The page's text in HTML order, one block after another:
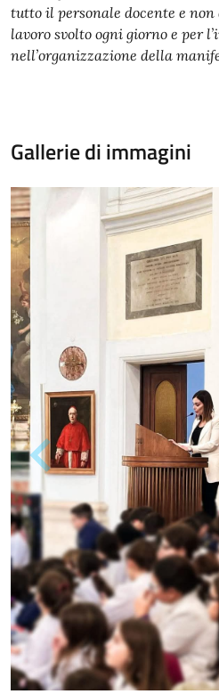
tutto il personale docente e
lavoro svolto ogni giorno e per
nell’organizzazione della
Gallerie di immagini